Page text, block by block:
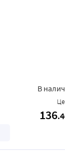
В
136